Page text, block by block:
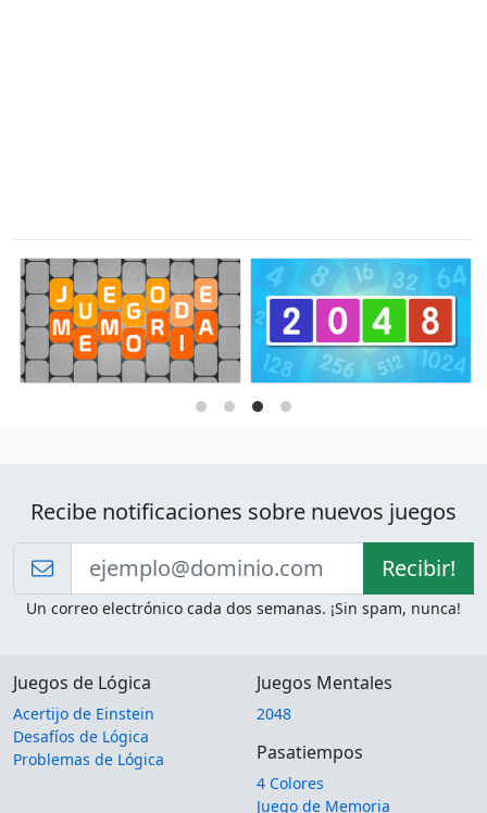
Recibe notificaciones sobre nuevos juegos
Recibir!
Un correo electrónico cada dos semanas. ¡Sin spam, nunca!
Juegos de Lógica
Acertijo de Einstein
Desafíos de Lógica
Problemas de Lógica
Juegos Mentales
2048
Pasatiempos
4 Colores
Juego de Memoria